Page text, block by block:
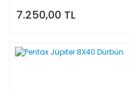
7.250,00 TL